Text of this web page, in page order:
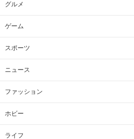
グルメ
ゲーム
スポーツ
ニュース
ファッション
ホビー
ライフ